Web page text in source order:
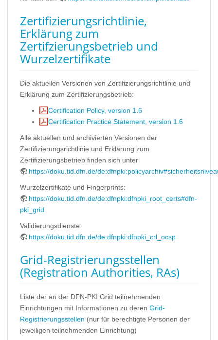
Zertifizierungsrichtlinie,
Erklärung zum
Zertifzierungsbetrieb und
Wurzelzertifikate
Die aktuellen Versionen von Zertifizierungsrichtlinie und
Erklärung zum Zertifizierungsbetrieb:
Certification Policy, version 1.6
Certification Practice Statement, version 1.6
Alle aktuellen und archivierten Versionen der
Zertifizierungsrichtlinie und Erklärung zum
Zertifizierungsbetrieb finden sich unter
https://doku.tid.dfn.de/
Wurzelzertifikate und Fingerprints:
https://doku.tid.dfn.de/de:dfnpki:dfnpki_root_certs#dfn-
pki_grid
Validierungsdienste:
https://doku.tid.dfn.de/de:dfnpki:dfnpki_crl_ocsp
Grid-Registrierungsstellen
(Registration Authorities, RAs)
Liste der an der DFN-PKI Grid teilnehmenden
Einrichtungen mit Informationen zu deren Grid-
Registrierungsstellen (nur für berechtigte Personen der
jeweiligen teilnehmenden Einrichtung)